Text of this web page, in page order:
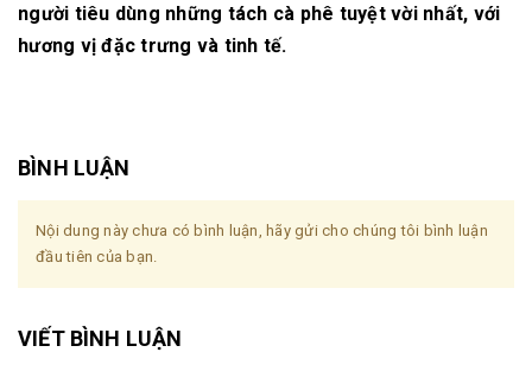
người tiêu dùng những tách cà phê tuyệt vời nhất, với
hương vị đặc trưng và tinh tế.
BÌNH LUẬN
Nội dung này chưa có bình luận, hãy gửi cho chúng tôi bình luận
đầu tiên của bạn.
VIẾT BÌNH LUẬN